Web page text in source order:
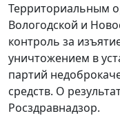
Территориальным
Вологодской и
контроль за
уничтожением в
партий
средств. О
Росздравнадзор.